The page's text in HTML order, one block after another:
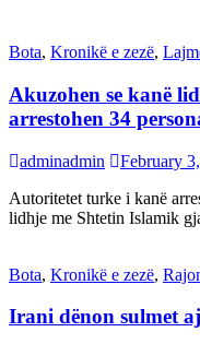
Bota, Kronikë e zezë,
Akuzohen se kanë
arrestohen 34
adminadmin
February
Autoritetet turke i kanë
lidhje me Shtetin Islamik
Bota, Kronikë e zezë,
Irani dënon sulmet